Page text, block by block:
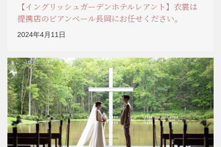
【イングリッシュガーデンホテルレアント】衣裳は
提携店のビアンベール長岡にお任せください。
2024年4月11日